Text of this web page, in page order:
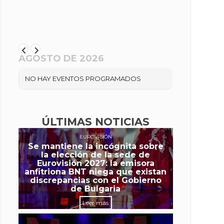
AGOSTO DE 2026
NO HAY EVENTOS PROGRAMADOS
ÚLTIMAS NOTICIAS
EUROVISIÓN
Se mantiene la incógnita sobre
la elección de la sede de
Eurovisión 2027: la emisora
anfitriona BNT niega que existan
discrepancias con el Gobierno
de Bulgaria
Leer más